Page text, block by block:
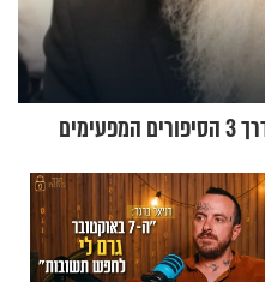
הכירו את הרב אריה פינקל זצ"ל דרך 3 הסיפורים המפעימים